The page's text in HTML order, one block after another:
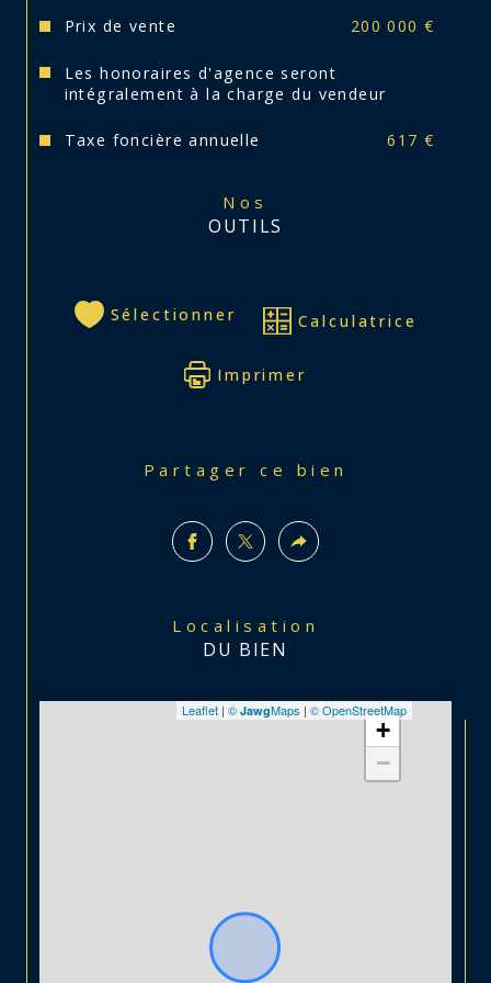
disposition.
Prix de vente 200 000 €
Les honoraires d'agence seront
intégralement à la charge du vendeur
Taxe foncière annuelle 617 €
Nos
OUTILS
Sélectionner Calculatrice
Imprimer
Partager ce bien
Localisation
DU BIEN
+
−
Leaflet | © JawgMaps | © OpenStreetMap